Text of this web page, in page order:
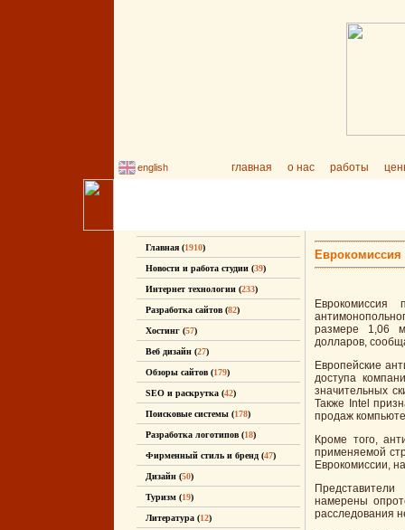
english главная о нас работы
Главная (1910)
Новости и работа студии (39)
Интернет технологии (233)
Разработка сайтов (82)
Хостинг (57)
Веб дизайн (27)
Обзоры сайтов (179)
SEO и раскрутка (42)
Поисковые системы (178)
Разработка логотипов (18)
Фирменный стиль и бренд (47)
Дизайн (50)
Туризм (19)
Литература (12)
размере 1,06
долларов,
Европейские
доступа
значительных
Также Intel
продаж
Кроме того,
применяемой
Еврокомиссии,
намерены
расследования